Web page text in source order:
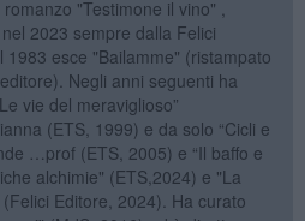
"Testimone il vino" ,
2023 sempre dalla Felici
1983 esce "Bailamme" (ristampato
Negli anni seguenti ha
vie del meraviglioso”
(ETS, 1999) e da solo “Cicli e
…prof (ETS, 2005) e “Il baffo e
alchimie" (ETS,2024) e "La
Editore, 2024). Ha curato